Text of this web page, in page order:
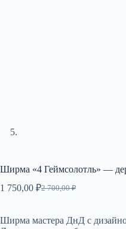
Ширма «4 Геймсолотль» —
2 700,00₽
Первоначальная
2
1 750,00 ₽
Текущая
750,00 ₽.
Ширма мастера ДнД с